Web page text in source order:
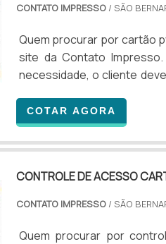
CONTATO IMPRESSO / SÃO
Quem procurar por cartão
site da Contato
necessidade, o cliente
INFORMAÇÕES SOBRE
por cartão pvc branco para
Contato Impresso. É po...
COTAR AGORA
CONTROLE DE ACESSO
CONTATO IMPRESSO / SÃO
Quem procurar por